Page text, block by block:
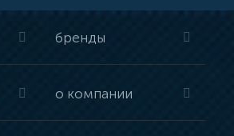
бренды
о компании